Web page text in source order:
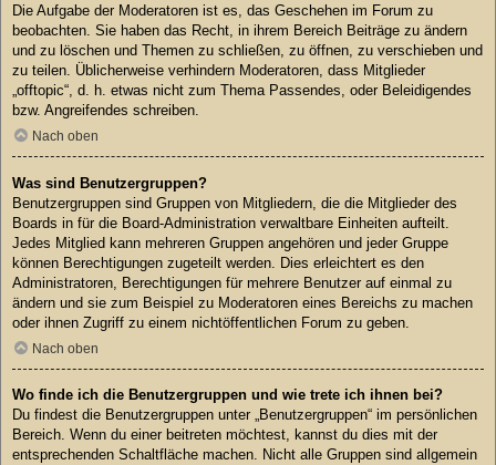
Die Aufgabe der Moderatoren ist es, das Geschehen im Forum zu
beobachten. Sie haben das Recht, in ihrem Bereich Beiträge zu ändern
und zu löschen und Themen zu schließen, zu öffnen, zu verschieben und
zu teilen. Üblicherweise verhindern Moderatoren, dass Mitglieder
„offtopic“, d. h. etwas nicht zum Thema Passendes, oder Beleidigendes
bzw. Angreifendes schreiben.
Nach oben
Was sind Benutzergruppen?
Benutzergruppen sind Gruppen von Mitgliedern, die die Mitglieder des
Boards in für die Board-Administration verwaltbare Einheiten aufteilt.
Jedes Mitglied kann mehreren Gruppen angehören und jeder Gruppe
können Berechtigungen zugeteilt werden. Dies erleichtert es den
Administratoren, Berechtigungen für mehrere Benutzer auf einmal zu
ändern und sie zum Beispiel zu Moderatoren eines Bereichs zu machen
oder ihnen Zugriff zu einem nichtöffentlichen Forum zu geben.
Nach oben
Wo finde ich die Benutzergruppen und wie trete ich ihnen bei?
Du findest die Benutzergruppen unter „Benutzergruppen“ im persönlichen
Bereich. Wenn du einer beitreten möchtest, kannst du dies mit der
entsprechenden Schaltfläche machen. Nicht alle Gruppen sind allgemein